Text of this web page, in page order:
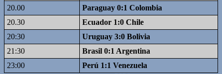
20.00
Paraguay 0:1 Colombia
20.30
Ecuador 1:0 Chile
20:30
Uruguay 3:0 Bolivia
21:30
Brasil 0:1 Argentina
23:00
Perú 1:1 Venezuela